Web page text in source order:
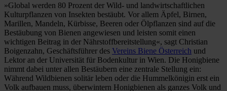
»Global werden 80 Prozent der Wild- und landwirtschaftlichen
Kulturpflanzen von Insekten bestäubt. Vor allem Äpfel, Birnen,
Marillen, Mandeln, Kürbisse, Beeren oder Ölpflanzen sind auf die
Bestäubung von Bienen angewiesen und leisten somit einen
wichtigen Beitrag in der Nährstoffbereitstellung«, sagt Christian
Boigenzahn, Geschäftsführer des Vereins Biene Österreich und
Lektor an der Universität für Bodenkultur in Wien. Die Honigbiene
nimmt dabei unter allen Bestäubern eine zentrale Stellung ein:
Während Wildbienen solitär leben oder die Hummelkönigin erst ein
Volk aufbauen muss, überwintern Honigbienen als ganzes Volk und